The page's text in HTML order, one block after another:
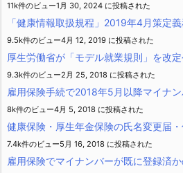
11k件のビュー1月 30, 2024 に投稿された
「健康情報取扱規程」2019年4月策定
9.5k件のビュー4月 12, 2019 に投稿された
厚生労働省が「モデル就業規則」を改
9.3k件のビュー2月 25, 2018 に投稿された
雇用保険手続で2018年5月以降マイナ
8k件のビュー4月 5, 2018 に投稿された
健康保険・厚生年金保険の氏名変更届
7.4k件のビュー5月 16, 2018 に投稿された
雇用保険でマイナンバーが既に登録済